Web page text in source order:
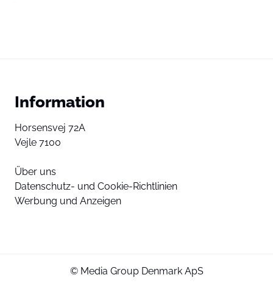
Information
Horsensvej 72A
Vejle 7100
Über uns
Datenschutz- und Cookie-Richtlinien
Werbung und Anzeigen
© Media Group Denmark ApS